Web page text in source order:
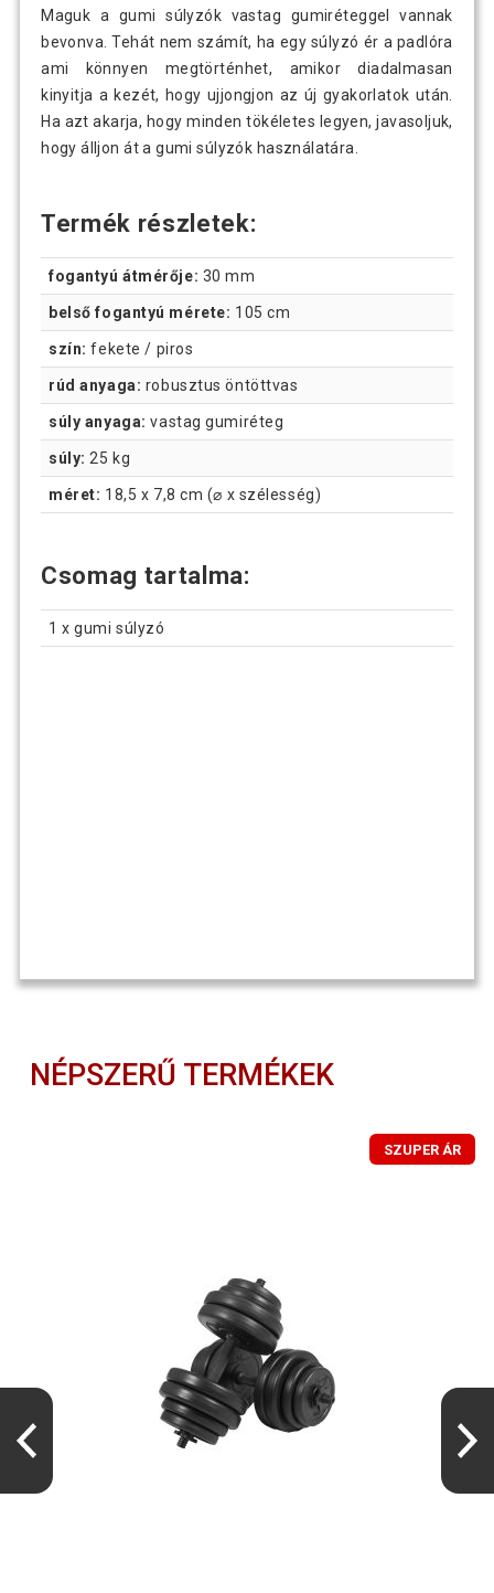
Maguk a gumi súlyzók vastag gumiréteggel vannak
bevonva. Tehát nem számít, ha egy súlyzó ér a padlóra
ami könnyen megtörténhet, amikor diadalmasan
kinyitja a kezét, hogy ujjongjon az új gyakorlatok után.
Ha azt akarja, hogy minden tökéletes legyen, javasoljuk,
hogy álljon át a gumi súlyzók használatára.
Termék részletek:
fogantyú átmérője: 30 mm
belső fogantyú mérete: 105 cm
szín: fekete / piros
rúd anyaga: robusztus öntöttvas
súly anyaga: vastag gumiréteg
súly: 25 kg
méret: 18,5 x 7,8 cm (⌀ x szélesség)
Csomag tartalma:
1 x gumi súlyzó
NÉPSZERŰ TERMÉKEK
SZUPER ÁR